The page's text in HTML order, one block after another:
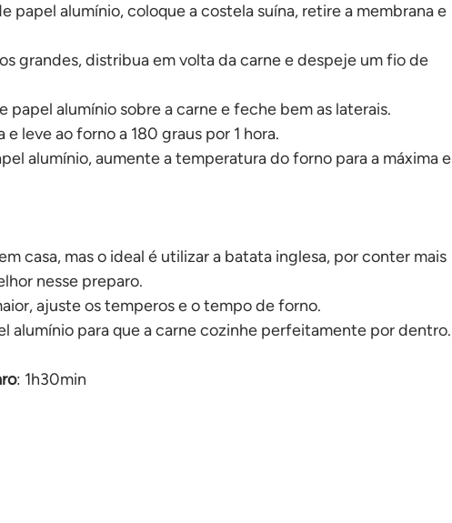
papel alumínio, coloque a costela suína, retire a membrana e
grandes, distribua em volta da carne e despeje um fio de
papel alumínio sobre a carne e feche bem as laterais.
e leve ao forno a 180 graus por 1 hora.
alumínio, aumente a temperatura do forno para a máxima e
casa, mas o ideal é utilizar a batata inglesa, por conter mais
nesse preparo.
ajuste os temperos e o tempo de forno.
alumínio para que a carne cozinhe perfeitamente por dentro.
: 1h30min